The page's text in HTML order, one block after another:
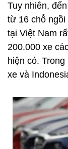
Tuy nhiên,
từ 16 chỗ ngồi
tại Việt Nam
200.000 xe
hiện có.
xe và